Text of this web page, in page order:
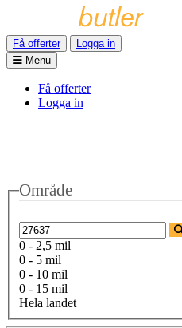
Få offerter
Logga in
Menu
Få offerter
Logga in
Område
0 - 2,5 mil
0 - 5 mil
0 - 10 mil
0 - 15 mil
Hela landet